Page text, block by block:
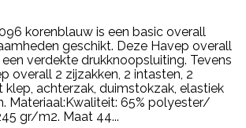
korenblauw is een basic overall
geschikt. Deze Havep overall
verdekte drukknoopsluiting. Tevens
overall 2 zijzakken, 2 intasten, 2
klep, achterzak, duimstokzak, elastiek
Materiaal:Kwaliteit: 65% polyester/
gr/m2. Maat 44...